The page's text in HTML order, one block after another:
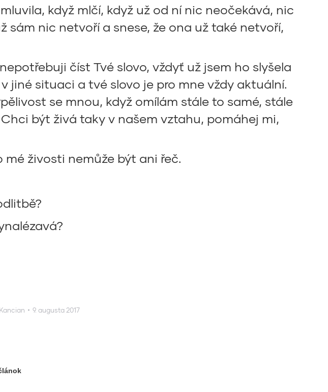
když mlčí, když už od ní nic neočekává, nic
sám nic netvoří a snese, že ona už také netvoří,
číst Tvé slovo, vždyť už jsem ho slyšela
jiné situaci a tvé slovo je pro mne vždy aktuální.
se mnou, když omílám stále to samé, stále
být živá taky v našem vztahu, pomáhej mi,
živosti nemůže být ani řeč.
9. augusta 2017